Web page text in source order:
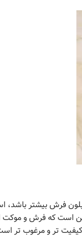
فرش بیشتر باشد،
است که فرش و موکت
تر و مرغوب تر